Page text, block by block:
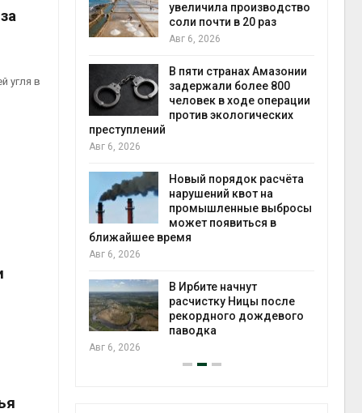
угля в
для сбора
в
увеличила производство
соли почти в 20 раз
Авг 6, 2026
В пяти странах Амазонии
задержали более 800
человек в ходе операции
против экологических
преступлений
Авг 6, 2026
Новый порядок расчёта
нарушений квот на
промышленные выбросы
может появиться в
ближайшее время
Авг 6, 2026
В Ирбите начнут
расчистку Ницы после
рекордного дождевого
паводка
Авг 6, 2026